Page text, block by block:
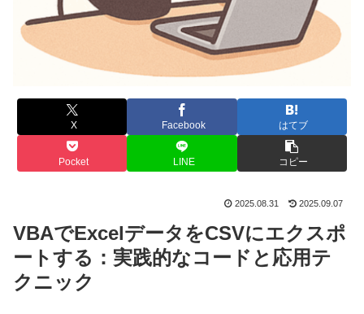
X Facebook はてブ
Pocket LINE コピー
2025.08.31 2025.09.07
VBAでExcelデータをCSVにエクスポ
ートする：実践的なコードと応用テ
クニック